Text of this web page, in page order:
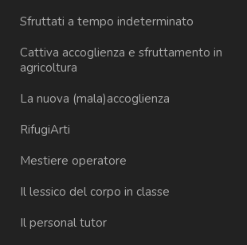
Sfruttati a tempo indeterminato
Cattiva accoglienza e sfruttamento in
agricoltura
La nuova (mala)accoglienza
RifugiArti
Mestiere operatore
Il lessico del corpo in classe
Il personal tutor